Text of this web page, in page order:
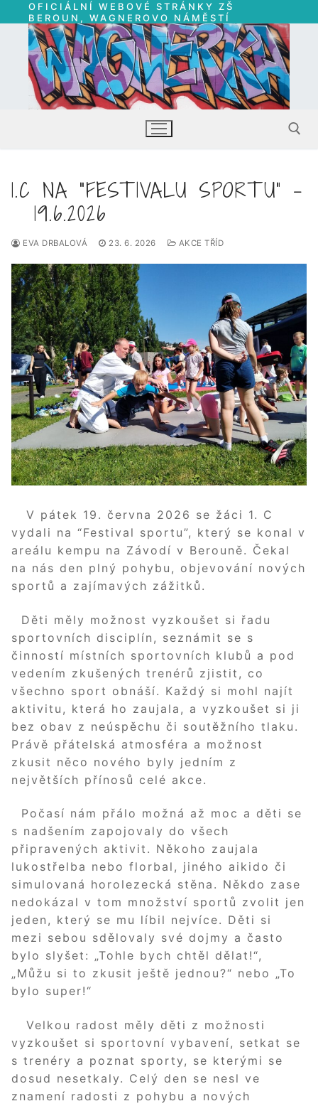
Přeskočit
na
obsah
OFICIÁLNÍ WEBOVÉ STRÁNKY ZŠ
BEROUN, WAGNEROVO NÁMĚSTÍ
Hledat:
1.C NA “FESTIVALU SPORTU” –
19.6.2026
EVA DRBALOVÁ 23. 6. 2026 AKCE TŘÍD
V pátek 19. června 2026 se žáci 1. C
vydali na “Festival sportu”, který se konal v
areálu kempu na Závodí v Berouně. Čekal
na nás den plný pohybu, objevování nových
sportů a zajímavých zážitků.
Děti měly možnost vyzkoušet si řadu
sportovních disciplín, seznámit se s
činností místních sportovních klubů a pod
vedením zkušených trenérů zjistit, co
všechno sport obnáší. Každý si mohl najít
aktivitu, která ho zaujala, a vyzkoušet si ji
bez obav z neúspěchu či soutěžního tlaku.
Právě přátelská atmosféra a možnost
zkusit něco nového byly jedním z
největších přínosů celé akce.
Počasí nám přálo možná až moc a děti se
s nadšením zapojovaly do všech
připravených aktivit. Někoho zaujala
lukostřelba nebo florbal, jiného aikido či
simulovaná horolezecká stěna. Někdo zase
nedokázal v tom množství sportů zvolit jen
jeden, který se mu líbil nejvíce. Děti si
mezi sebou sdělovaly své dojmy a často
bylo slyšet: „Tohle bych chtěl dělat!“,
„Můžu si to zkusit ještě jednou?“ nebo „To
bylo super!“
Velkou radost měly děti z možnosti
vyzkoušet si sportovní vybavení, setkat se
s trenéry a poznat sporty, se kterými se
dosud nesetkaly. Celý den se nesl ve
znamení radosti z pohybu a nových